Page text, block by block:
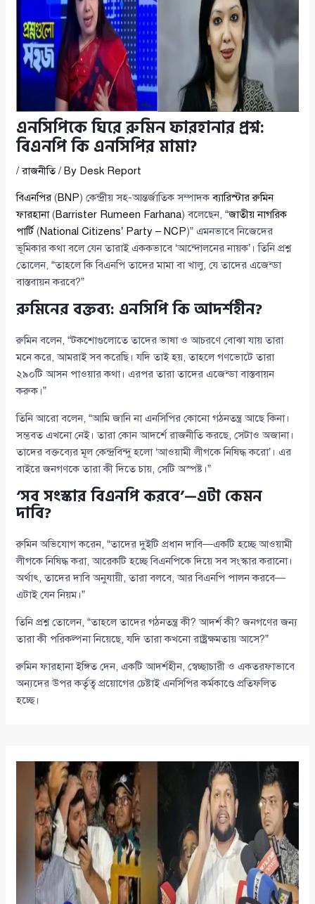
এনসিপিকে ঘিরে রুমিন ফারহানার প্রশ্ন:
বিএনপি কি এনসিপির মামা?
/রাজনীতি/ By Desk Report
বিএনপির (BNP) কেন্দ্রীয় সহ-আন্তর্জাতিক সম্পাদকব্যারিস্টার রুমিন
ফারহানা(Barrister Rumeen Farhana) বলেছেন, “জাতীয় নাগরিক
পার্টি (National Citizens’ Party – NCP)” এমনভাবে নিজেদের
ভূমিকার কথা বলে যেন তারাই এককভাবে ‘আন্দোলনের নায়ক’। তিনি প্রশ্ন
তোলেন, “তাহলে কি বিএনপি তাদের মামা বা খালু, যে তাদের এজেন্ডা
বাস্তবায়ন করবে?”
রুমিনের বক্তব্য: এনসিপি কি আদর্শহীন?
রুমিন বলেন, “টকশোগুলোতে তাদের ভাষা ও আচরণে বোঝা যায় তারা
মনে করে, আমরাই সব করেছি। যদি তাই হয়, তাহলে গণভোটে তারা
২৯০টি আসন পাওয়ার কথা। এরপর তারা তাদের এজেন্ডা বাস্তবায়ন
করুক।”
তিনি আরো বলেন, “আমি জানি না এনসিপির কোনো গঠনতন্ত্র আছে কিনা।
সম্ভবত এখনো নেই। তারা কোন আদর্শে রাজনীতি করছে, সেটাও অজানা।
তাদের বক্তব্যের মূল কেন্দ্রবিন্দু হলো ‘আওয়ামী লীগকে নিষিদ্ধ করো’। এর
বাইরে জনগণকে তারা কী দিতে চায়, সেটি অস্পষ্ট।”
‘সব সংস্কার বিএনপি করবে’—এটা কেমন
দাবি?
রুমিন অভিযোগ করেন, “তাদের দুইটি প্রধান দাবি—একটি হচ্ছে আওয়ামী
লীগকে নিষিদ্ধ করা, আরেকটি হচ্ছে বিএনপিকে দিয়ে সব সংস্কার করানো।
অর্থাৎ, তাদের দাবি অনুযায়ী, তারা বলবে, আর বিএনপি পালন করবে—
এটাই যেন নিয়ম।”
তিনি প্রশ্ন তোলেন, “তাহলে তাদের গঠনতন্ত্র কী? আদর্শ কী? জনগণের জন্য
তারা কী পরিকল্পনা নিয়েছে, যদি তারা কখনো রাষ্ট্রক্ষমতায় আসে?”
রুমিন ফারহানা ইঙ্গিত দেন, একটি আদর্শহীন, স্বেচ্ছাচারী ও একতরফাভাবে
অন্যদের উপর কর্তৃত্ব প্রয়োগের চেষ্টাই এনসিপির কর্মকাণ্ডে প্রতিফলিত
হচ্ছে।